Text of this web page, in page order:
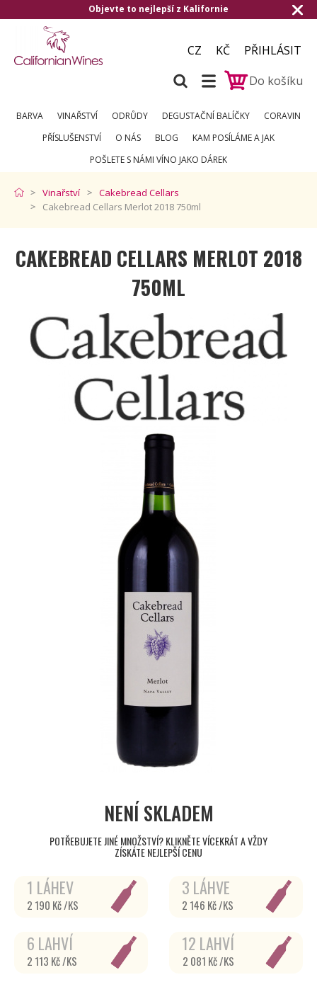
nejlepší z Kalifornie Doručení
CZ KČ
PŘIHLÁSIT
Do košíku
BARVA VINAŘSTVÍ ODRŮDY DEGUSTAČNÍ BALÍČKY
CORAVIN
PŘÍSLUŠENSTVÍ
O NÁS BLOG
KAM POSÍLÁME A JAK
POŠLETE S NÁMI VÍNO JAKO DÁREK
Vinařství
Cakebread Cellars
Cakebread Cellars Merlot 2018 750ml
CAKEBREAD CELLARS MERLOT 2018
750ML
NENÍ SKLADEM
POTŘEBUJETE JINÉ MNOŽSTVÍ? KLIKNĚTE VÍCEKRÁT A VŽDY
ZÍSKÁTE NEJLEPŠÍ CENU
1 LÁHEV
2 190 Kč /KS
3 LÁHVE
2 146 Kč /KS
6 LAHVÍ
2 113 Kč /KS
12 LAHVÍ
2 081 Kč /KS